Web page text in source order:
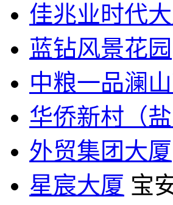
佳兆业时代
蓝钻风景花园
中粮一品澜
华侨新村（盐
外贸集团大厦
星宸大厦 宝